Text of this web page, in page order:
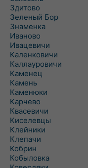
Здитово
Зеленый Бор
Знаменка
Иваново
Ивацевичи
Каленковичи
Каллауровичи
Каменец
Камень
Каменюки
Карчево
Квасевичи
Киселевцы
Клейники
Клепачи
Кобрин
Кобыловка